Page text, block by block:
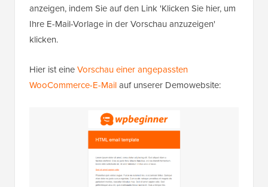
anzeigen, indem Sie auf den Link 'Klicken Sie hier, um
Ihre E-Mail-Vorlage in der Vorschau anzuzeigen'
klicken.
Hier ist eineVorschau einer angepassten
WooCommerce-E-Mailauf unserer Demowebsite: